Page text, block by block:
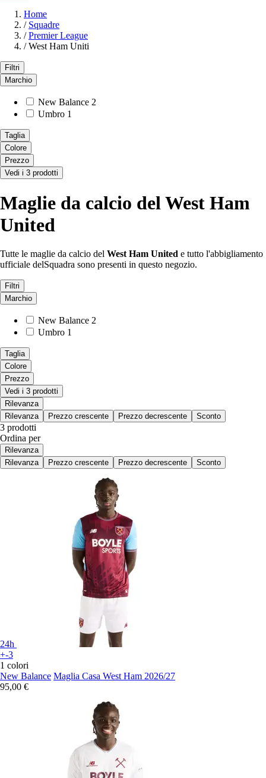
Home
/ Squadre
/ Premier League
/ West Ham Uniti
Filtri
Marchio
New Balance 2
Umbro 1
Taglia
Colore
Prezzo
Vedi i 3 prodotti
Maglie da calcio del West Ham
United
Tutte le maglie da calcio del West Ham United e tutto l'abbigliamento
ufficiale delSquadra sono presenti in questo negozio.
Filtri
Marchio
New Balance 2
Umbro 1
Taglia
Colore
Prezzo
Vedi i 3 prodotti
Rilevanza
Rilevanza
Prezzo crescente Prezzo decrescente Sconto
3 prodotti
Ordina per
Rilevanza
Rilevanza
Prezzo crescente Prezzo decrescente Sconto
24h
+-3
1 colori
New Balance Maglia Casa West Ham 2026/27
95,00 €